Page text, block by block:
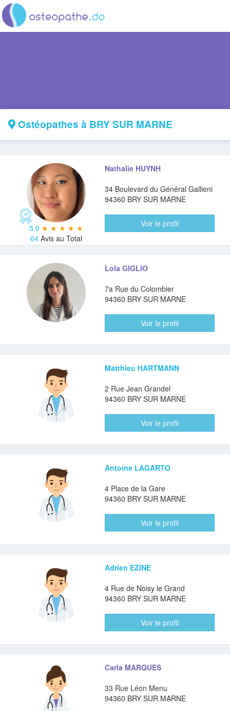
Ostéopathes à BRY SUR MARNE
5.0 ★ ★ ★ ★ ★
64 Avis au Total
Nathalie HUYNH
34 Boulevard du Général Gallieni
94360 BRY SUR MARNE
Voir le profil
Lola GIGLIO
7a Rue du Colombier
94360 BRY SUR MARNE
Voir le profil
Matthieu HARTMANN
2 Rue Jean Grandel
94360 BRY SUR MARNE
Voir le profil
Antoine LAGARTO
4 Place de la Gare
94360 BRY SUR MARNE
Voir le profil
Adrien EZINE
4 Rue de Noisy le Grand
94360 BRY SUR MARNE
Voir le profil
Carla MARQUES
33 Rue Léon Menu
94360 BRY SUR MARNE